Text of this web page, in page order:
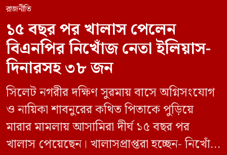
রাজনীতি
১৫ বছর পর খালাস পেলেন
বিএনপির নিখোঁজ নেতা ইলিয়াস-
দিনারসহ ৩৮ জন
সিলেট নগরীর দক্ষিণ সুরমায় বাসে অগ্নিসংযোগ
ও নায়িকা শাবনুরের কথিত পিতাকে পুড়িয়ে
মারার মামলায় আসামিরা দীর্ঘ ১৫ বছর পর
খালাস পেয়েছেন। খালাসপ্রাপ্তরা হচ্ছেন- নিখোঁজ